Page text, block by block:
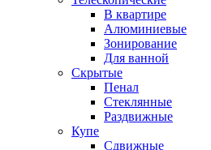
В квартире
Алюминиевые
Зонирование
Для ванной
Скрытые
Пенал
Стеклянные
Раздвижные
Купе
Сдвижные